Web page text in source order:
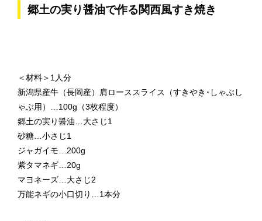
郷土の実り醤油で作る関西風すき焼き
＜材料＞1人分
新潟県産牛（長岡産）肩ローススライス（すきやき･しゃぶし
ゃぶ用）…100g（3枚程度）
郷土の実り醤油…大さじ1
砂糖…小さじ1
ジャガイモ…200g
紫タマネギ…20g
マヨネーズ…大さじ2
万能ネギの小口切り…1本分